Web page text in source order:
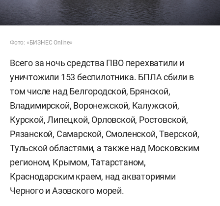
Фото: «БИЗНЕС Online»
Всего за ночь средства ПВО перехватили и
уничтожили 153 беспилотника. БПЛА сбили в
том числе над Белгородской, Брянской,
Владимирской, Воронежской, Калужской,
Курской, Липецкой, Орловской, Ростовской,
Рязанской, Самарской, Смоленской, Тверской,
Тульской областями, а также над Московским
регионом, Крымом, Татарстаном,
Краснодарским краем, над акваториями
Черного и Азовского морей.